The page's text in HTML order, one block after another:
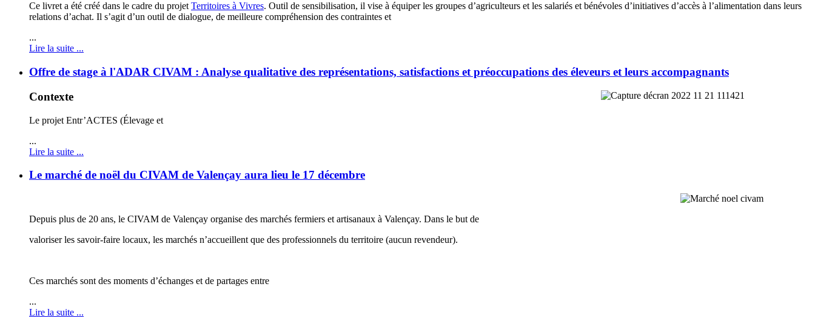
Ce livret a été créé dans le cadre du projet Territoires à Vivres. Outil de sensibilisation, il vise à équiper les groupes d’agriculteurs et les salariés et bénévoles d’initiatives d’accès à l’alimentation dans leurs
relations d’achat. Il s’agit d’un outil de dialogue, de meilleure compréhension des contraintes et
...
Lire la suite ...
Offre de stage à l'ADAR CIVAM : Analyse qualitative des représentations, satisfactions et préoccupations des éleveurs et leurs accompagnants
Contexte
Le projet Entr’ACTES (Élevage et
...
Lire la suite ...
Le marché de noël du CIVAM de Valençay aura lieu le 17 décembre
Depuis plus de 20 ans, le CIVAM de Valençay organise des marchés fermiers et artisanaux à Valençay. Dans le but de
valoriser les savoir-faire locaux, les marchés n’accueillent que des professionnels du territoire (aucun revendeur).
Ces marchés sont des moments d’échanges et de partages entre
...
Lire la suite ...